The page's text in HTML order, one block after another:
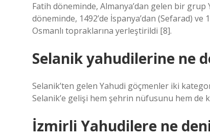
Fatih döneminde, Almanya’dan gelen bir grup
döneminde, 1492’de İspanya’dan (Sefarad)
Osmanlı topraklarına yerleştirildi [8].
Selanik yahudilerine ne
Selanik’ten gelen Yahudi göçmenler iki
Selanik’e gelişi hem şehrin nüfusunu hem
İzmirli Yahudilere ne